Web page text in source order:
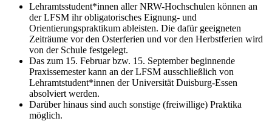
Lehramtsstudent*innen aller NRW-Hochschulen können an
der LFSM ihr obligatorisches Eignung- und
Orientierungspraktikum ableisten. Die dafür geeigneten
Zeiträume vor den Osterferien und vor den Herbstferien wird
von der Schule festgelegt.
Das zum 15. Februar bzw. 15. September beginnende
Praxissemester kann an der LFSM ausschließlich von
Lehramtstudent*innen der Universität Duisburg-Essen
absolviert werden.
Darüber hinaus sind auch sonstige (freiwillige) Praktika
möglich.